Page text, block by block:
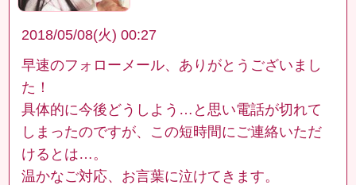
2018/05/08(火) 00:27
早速のフォローメール、ありがとうございまし
た！
具体的に今後どうしよう…と思い電話が切れて
しまったのですが、この短時間にご連絡いただ
けるとは…。
温かなご対応、お言葉に泣けてきます。